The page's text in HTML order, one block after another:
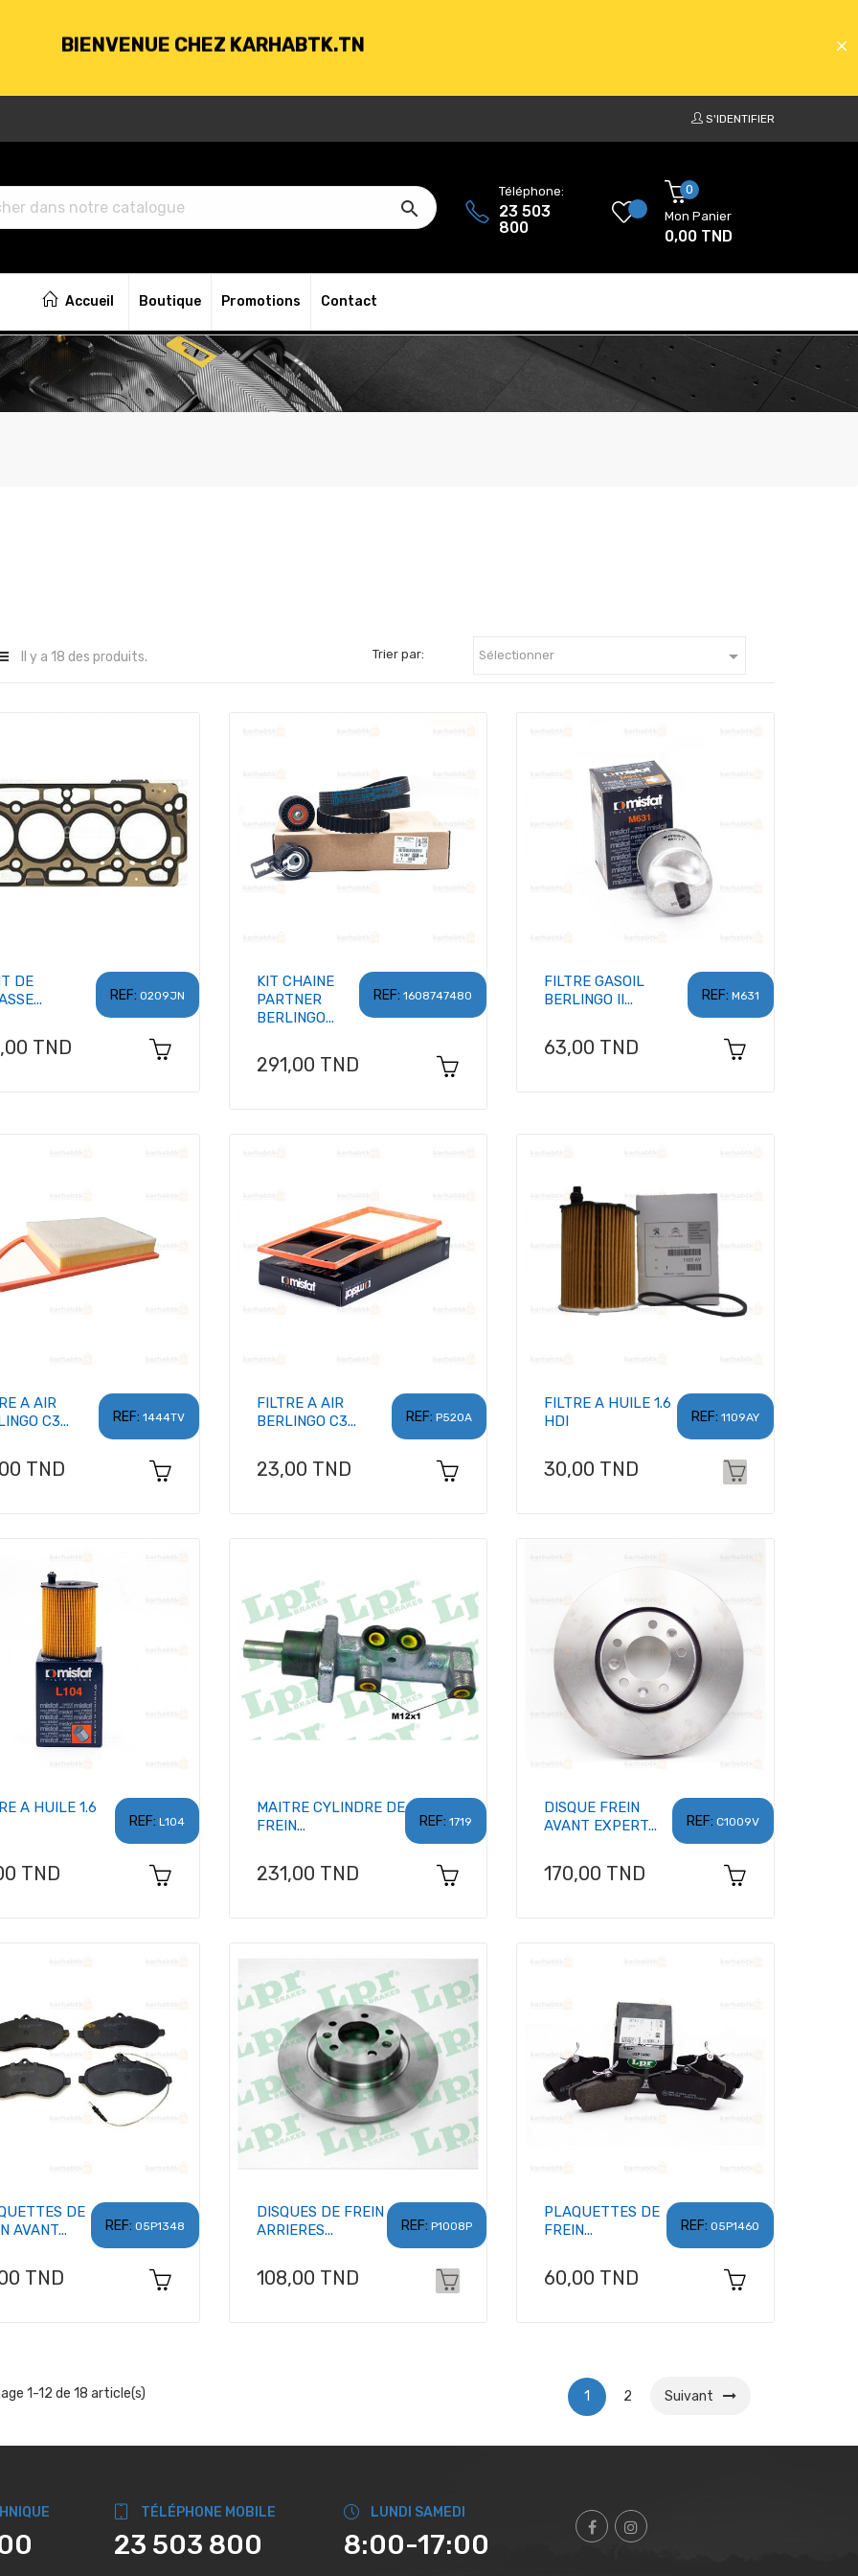
BIENVENUE CHEZ KARHABTK.TN
GRATUITE À PARTIR DE 250DT D'ACHATS
BIENVENUE CHEZ KARHABTK.TN
GRATUITE À PARTIR DE 250DT D'ACHATS
S'IDENTIFIER

Téléphone:
23 503
800
0
Mon Panier
0,00 TND
Accueil Boutique Promotions Contact
Il y a 18 des produits. Trier par: Sélectionner 
REF: 0209JN
DE
TND
REF: 1608747480
KIT CHAINE
PARTNER
BERLINGO...
Prix
291,00 TND
REF: M631
FILTRE GASOIL
BERLINGO II...
Prix
63,00 TND
REF: 1444TV
A AIR
C3...
TND
REF: P520A
FILTRE A AIR
BERLINGO C3...
Prix
23,00 TND
REF: 1109AY
FILTRE A HUILE 1.6
HDI
Prix
30,00 TND
REF: L104
A HUILE 1.6
TND
REF: 1719
MAITRE CYLINDRE DE
FREIN...
Prix
231,00 TND
REF: C1009V
DISQUE FREIN
AVANT EXPERT...
Prix
170,00 TND
REF: 05P1348
DE
AVANT...
TND
REF: P1008P
DISQUES DE FREIN
ARRIERES...
Prix
108,00 TND
REF: 05P1460
PLAQUETTES DE
FREIN...
Prix
60,00 TND
1-12 de 18 article(s) 1 2 Suivant
TÉLÉPHONE MOBILE
23 503 800
LUNDI SAMEDI
8:00-17:00